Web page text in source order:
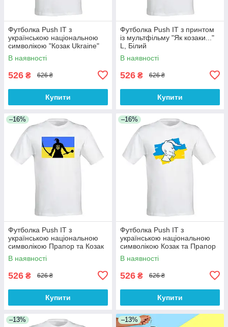
Футболка Push IT з
українською національною
символікою "Козак Ukraine"
M, Білий
В наявності
526 ₴ 626 ₴
Купити
Футболка Push IT з принтом
із мультфільму "Як козаки..."
L, Білий
В наявності
526 ₴ 626 ₴
Купити
–16%
Футболка Push IT з
українською національною
символікою Прапор та Козак
L, Білий
В наявності
526 ₴ 626 ₴
Купити
–16%
Футболка Push IT з
українською національною
символікою Козак та Прапор
L, Білий
В наявності
526 ₴ 626 ₴
Купити
–13% –13%